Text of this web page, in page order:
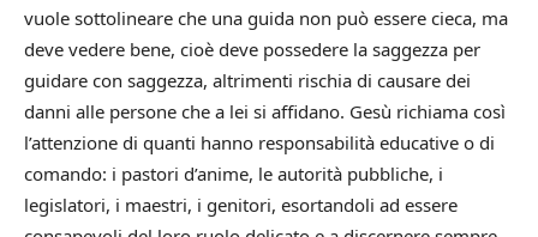
vuole sottolineare che una guida non può essere cieca, ma
deve vedere bene, cioè deve possedere la saggezza per
guidare con saggezza, altrimenti rischia di causare dei
danni alle persone che a lei si affidano. Gesù richiama così
l’attenzione di quanti hanno responsabilità educative o di
comando: i pastori d’anime, le autorità pubbliche, i
legislatori, i maestri, i genitori, esortandoli ad essere